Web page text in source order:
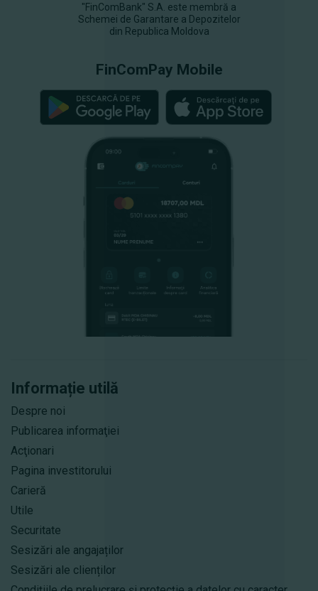
Informație utilă
Despre noi
Publicarea informaţiei
Acţionari
Pagina investitorului
Carieră
Utile
Securitate
Sesizări ale angajaților
Sesizări ale clienților
"FinComBank" S.A. este membră a
Schemei de Garantare a Depozitelor
din Republica Moldova
FinComPay Mobile